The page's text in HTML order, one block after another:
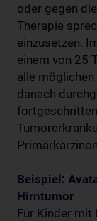
oder gegen
Therapie
einzusetzen.
einem von 25
alle
danach
Beispiel:
Hirntumor
Für Kinder mit